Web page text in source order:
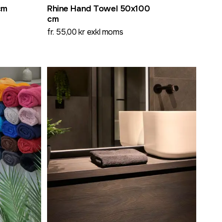
Rhine Hand Towel 50x100
cm
fr. 55,00 kr exkl moms